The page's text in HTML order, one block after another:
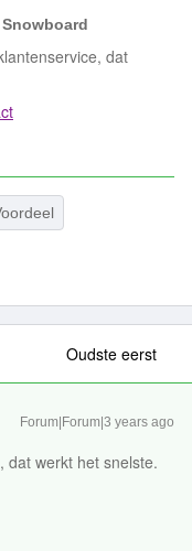
dat
Oudste eerst
Forum|Forum|3 years ago
dat werkt het snelste.